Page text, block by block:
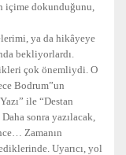
içime dokunduğunu,
ya da hikâyeye
bekliyorlardı.
çok önemliydi. O
Bodrum”un
ile “Destan
sonra yazılacak,
Zamanın
Uyarıcı, yol